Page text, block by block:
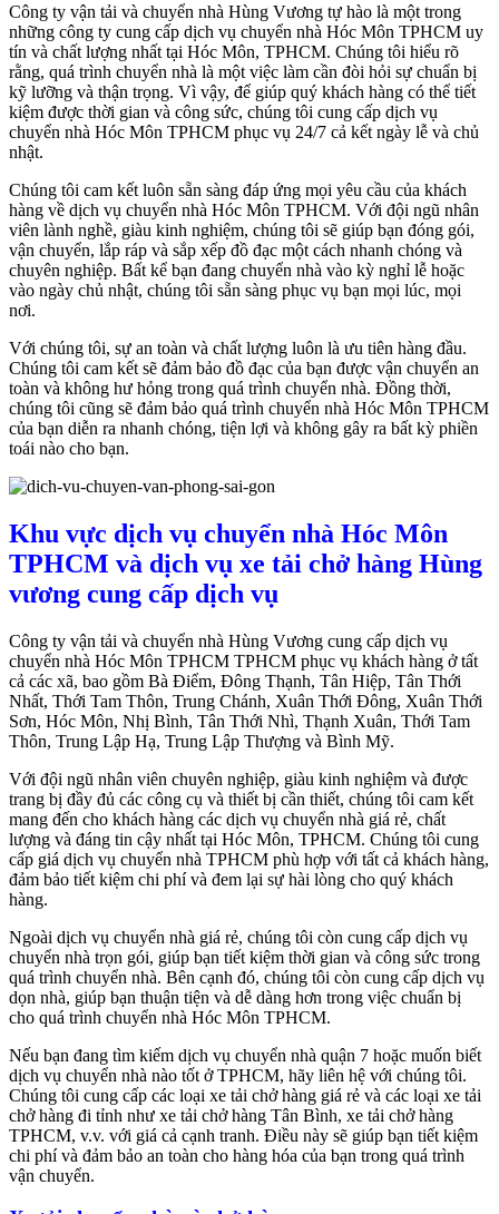
Công ty vận tải và chuyển nhà Hùng Vương tự hào là một trong
những công ty cung cấp dịch vụ chuyển nhà Hóc Môn TPHCM uy
tín và chất lượng nhất tại Hóc Môn, TPHCM. Chúng tôi hiểu rõ
rằng, quá trình chuyển nhà là một việc làm cần đòi hỏi sự chuẩn bị
kỹ lưỡng và thận trọng. Vì vậy, để giúp quý khách hàng có thể tiết
kiệm được thời gian và công sức, chúng tôi cung cấp dịch vụ
chuyển nhà Hóc Môn TPHCM phục vụ 24/7 cả kết ngày lễ và chủ
nhật.
Chúng tôi cam kết luôn sẵn sàng đáp ứng mọi yêu cầu của khách
hàng về dịch vụ chuyển nhà Hóc Môn TPHCM. Với đội ngũ nhân
viên lành nghề, giàu kinh nghiệm, chúng tôi sẽ giúp bạn đóng gói,
vận chuyển, lắp ráp và sắp xếp đồ đạc một cách nhanh chóng và
chuyên nghiệp. Bất kể bạn đang chuyển nhà vào kỳ nghỉ lễ hoặc
vào ngày chủ nhật, chúng tôi sẵn sàng phục vụ bạn mọi lúc, mọi
nơi.
Với chúng tôi, sự an toàn và chất lượng luôn là ưu tiên hàng đầu.
Chúng tôi cam kết sẽ đảm bảo đồ đạc của bạn được vận chuyển an
toàn và không hư hỏng trong quá trình chuyển nhà. Đồng thời,
chúng tôi cũng sẽ đảm bảo quá trình chuyển nhà Hóc Môn TPHCM
của bạn diễn ra nhanh chóng, tiện lợi và không gây ra bất kỳ phiền
toái nào cho bạn.
Khu vực dịch vụ chuyển nhà Hóc Môn
TPHCM và dịch vụ xe tải chở hàng Hùng
vương cung cấp dịch vụ
Công ty vận tải và chuyển nhà Hùng Vương cung cấp dịch vụ
chuyển nhà Hóc Môn TPHCM TPHCM phục vụ khách hàng ở tất
cả các xã, bao gồm Bà Điểm, Đông Thạnh, Tân Hiệp, Tân Thới
Nhất, Thới Tam Thôn, Trung Chánh, Xuân Thới Đông, Xuân Thới
Sơn, Hóc Môn, Nhị Bình, Tân Thới Nhì, Thạnh Xuân, Thới Tam
Thôn, Trung Lập Hạ, Trung Lập Thượng và Bình Mỹ.
Với đội ngũ nhân viên chuyên nghiệp, giàu kinh nghiệm và được
trang bị đầy đủ các công cụ và thiết bị cần thiết, chúng tôi cam kết
mang đến cho khách hàng các dịch vụ chuyển nhà giá rẻ, chất
lượng và đáng tin cậy nhất tại Hóc Môn, TPHCM. Chúng tôi cung
cấp giá dịch vụ chuyển nhà TPHCM phù hợp với tất cả khách hàng,
đảm bảo tiết kiệm chi phí và đem lại sự hài lòng cho quý khách
hàng.
Ngoài dịch vụ chuyển nhà giá rẻ, chúng tôi còn cung cấp dịch vụ
chuyển nhà trọn gói, giúp bạn tiết kiệm thời gian và công sức trong
quá trình chuyển nhà. Bên cạnh đó, chúng tôi còn cung cấp dịch vụ
dọn nhà, giúp bạn thuận tiện và dễ dàng hơn trong việc chuẩn bị
cho quá trình chuyển nhà Hóc Môn TPHCM.
Nếu bạn đang tìm kiếm dịch vụ chuyển nhà quận 7 hoặc muốn biết
dịch vụ chuyển nhà nào tốt ở TPHCM, hãy liên hệ với chúng tôi.
Chúng tôi cung cấp các loại xe tải chở hàng giá rẻ và các loại xe tải
chở hàng đi tỉnh như xe tải chở hàng Tân Bình, xe tải chở hàng
TPHCM, v.v. với giá cả cạnh tranh. Điều này sẽ giúp bạn tiết kiệm
chi phí và đảm bảo an toàn cho hàng hóa của bạn trong quá trình
vận chuyển.